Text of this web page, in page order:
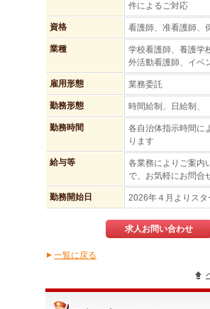
件によるご対応
資格 看護師、准看護師、
業種
学校看護師、養護学
外活動看護師、イベ
雇用形態 業務委託
勤務形態 時間給制、日給制、
勤務時間
各自治体指示時間に
ります
給与等
各業務によりご案内
で、お気軽にお問合
勤務開始日 2026年４月よりスタ
求人お問い合わせ
▲一覧に戻る